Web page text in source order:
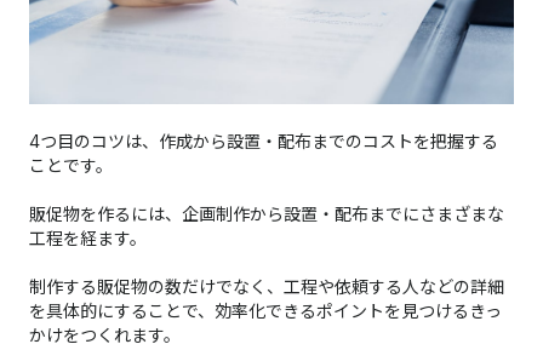
4つ目のコツは、作成から設置・配布までのコストを把握する
ことです。
販促物を作るには、企画制作から設置・配布までにさまざまな
工程を経ます。
制作する販促物の数だけでなく、工程や依頼する人などの詳細
を具体的にすることで、効率化できるポイントを見つけるきっ
かけをつくれます。